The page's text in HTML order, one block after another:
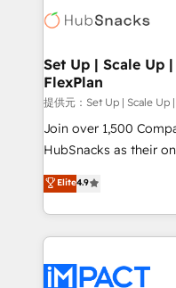
WooCommerce,
the difference —
HubSpot
marketing,
design We connect people, data and technology to
improve customer
people, exciting
ensure revenue growth on
team of 100+ experts is ready
growth |
Set Up | Scale Up
FlexPlan
提供元：Set Up | Scale Up
Join over 1,500
HubSnacks as their
Simple pay-as-you-go
1️⃣ Set Up |
HubSpot portals 2️⃣ Scale Up | 100% HubSpot Task
Execution... Global 24/7 ... All
Slash months from
Elite4.9